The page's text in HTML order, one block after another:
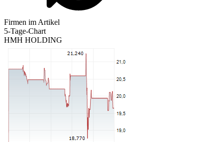
Firmen im Artikel
5-Tage-Chart
HMH HOLDING